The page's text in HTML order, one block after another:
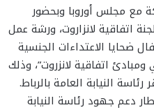
مع مجلس أوروبا وبحضور
اتفاقية لانزاروت، ورشة عمل
ضحايا الاعتداءات الجنسية
اتفاقية لانزروت”، وذلك
دعم جهود رئاسة النيابة